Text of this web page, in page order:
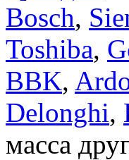
Bosch,
Toshiba,
BBK,
Delonghi,
масса